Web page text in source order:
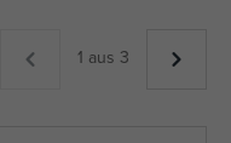
1 aus 3